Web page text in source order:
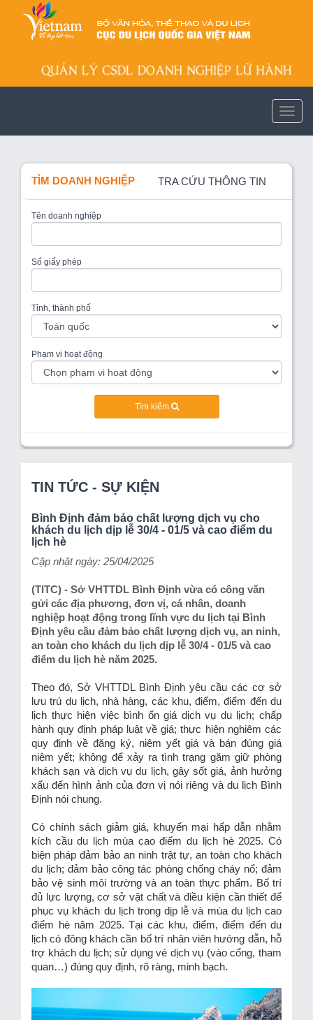
TÌM DOANH NGHIỆP TRA CỨU THÔNG TIN
Tên doanh nghiệp
Số giấy phép
Tỉnh, thành phố
Phạm vi hoạt động
Tìm kiếm
TIN TỨC - SỰ KIỆN
Bình Định đảm bảo chất lượng dịch vụ cho
khách du lịch dịp lễ 30/4 - 01/5 và cao điểm du
lịch hè
Cập nhật ngày: 25/04/2025
(TITC) - Sở VHTTDL Bình Định vừa có công văn
gửi các địa phương, đơn vị, cá nhân, doanh
nghiệp hoạt động trong lĩnh vực du lịch tại Bình
Định yêu cầu đảm bảo chất lượng dịch vụ, an ninh,
an toàn cho khách du lịch dịp lễ 30/4 - 01/5 và cao
điểm du lịch hè năm 2025.
Theo đó, Sở VHTTDL Bình Định yêu cầu các cơ sở
lưu trú du lịch, nhà hàng, các khu, điểm, điểm đến du
lịch thực hiện việc bình ổn giá dịch vụ du lịch; chấp
hành quy định pháp luật về giá; thực hiện nghiêm các
quy định về đăng ký, niêm yết giá và bán đúng giá
niêm yết; không để xảy ra tình trạng găm giữ phòng
khách sạn và dịch vụ du lịch, gây sốt giá, ảnh hưởng
xấu đến hình ảnh của đơn vị nói riêng và du lịch Bình
Định nói chung.
Có chính sách giảm giá, khuyến mại hấp dẫn nhằm
kích cầu du lịch mùa cao điểm du lịch hè 2025. Có
biện pháp đảm bảo an ninh trật tự, an toàn cho khách
du lịch; đảm bảo công tác phòng chống cháy nổ; đảm
bảo vệ sinh môi trường và an toàn thực phẩm. Bố trí
đủ lực lượng, cơ sở vật chất và điều kiện cần thiết để
phục vụ khách du lịch trong dịp lễ và mùa du lịch cao
điểm hè năm 2025. Tại các khu, điểm, điểm đến du
lịch có đông khách cần bố trí nhân viên hướng dẫn, hỗ
trợ khách du lịch; sử dụng vé dịch vụ (vào cổng, tham
quan…) đúng quy định, rõ ràng, minh bạch.